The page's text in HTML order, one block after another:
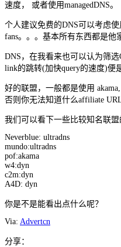
速度， 或者使用managedDNS。
个人建议免费的DNS可以考虑使
fans。。。基本所有东西都是他
DNS，在我看来也可以认为筛
link的跳转(加快query的速度)便
好的联盟，一般都是使用
否则你无法知道什么affiliate
我们可以看下一些比较知名联盟
Neverblue: ultradns
mundo:ultradns
pof:akama
w4:dyn
c2m:dyn
A4D: dyn
你是不是能看出点什么呢？
Via: Advertcn
分享：